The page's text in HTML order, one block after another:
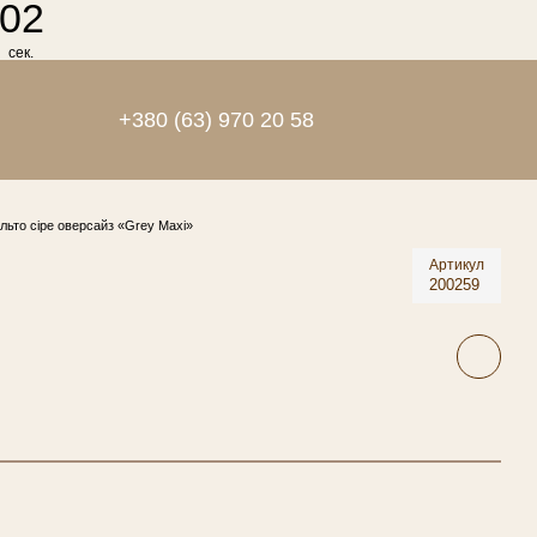
01
сек.
+380 (63) 970 20 58
сіре оверсайз «Grey Maxi»
Артикул
200259